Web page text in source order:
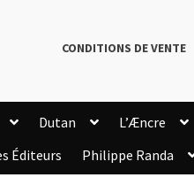
CONDITIONS DE VENTE
Dutan L’Æncre
Éditeurs Philippe Randa